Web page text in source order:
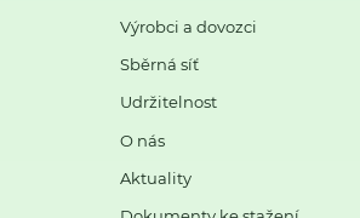
Výrobci a dovozci
Sběrná síť
Udržitelnost
O nás
Aktuality